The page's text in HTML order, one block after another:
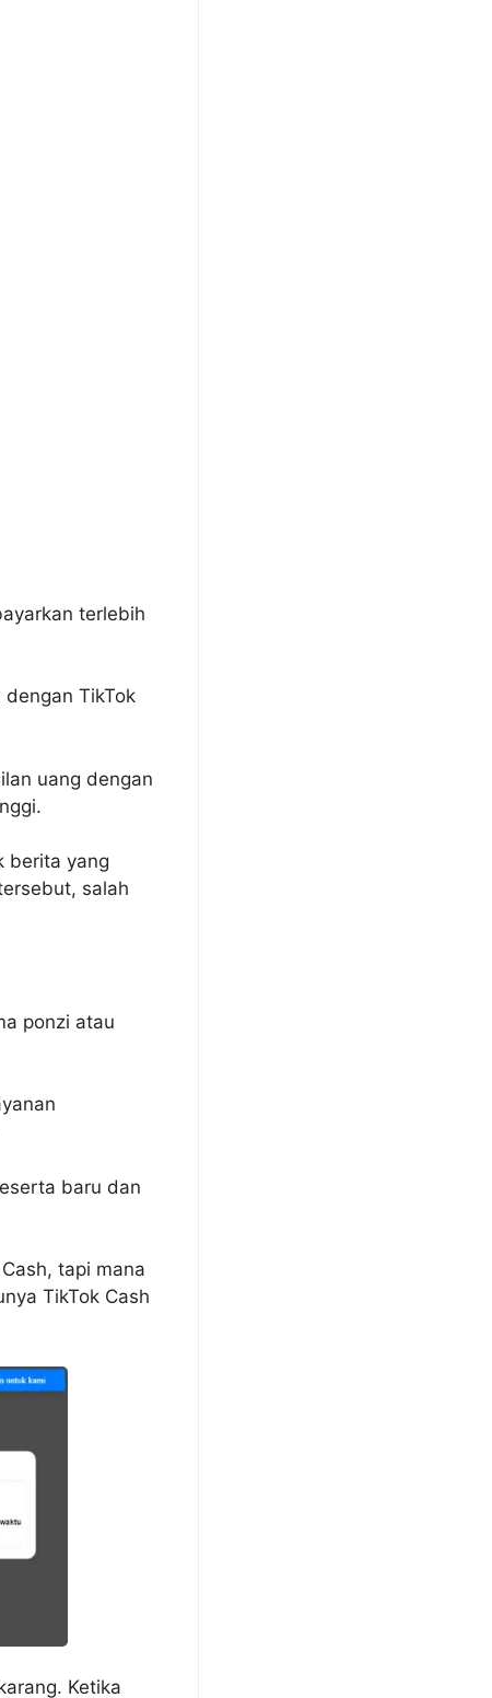
terlebih
TikTok
uang dengan
berita yang
salah
ponzi atau
baru dan
tapi mana
TikTok Cash
Ketika